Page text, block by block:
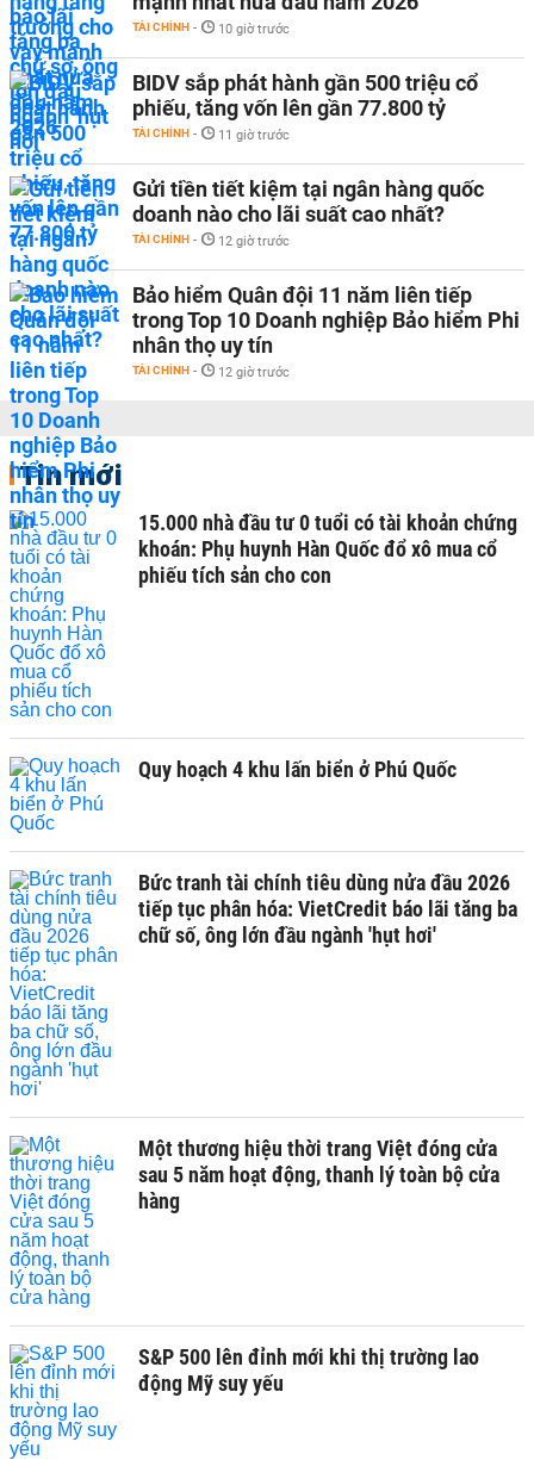
TÀI CHÍNH - 10 giờ trước
BIDV sắp phát hành gần 500 triệu cổ
phiếu, tăng vốn lên gần 77.800 tỷ
TÀI CHÍNH - 11 giờ trước
Gửi tiền tiết kiệm tại ngân hàng quốc
doanh nào cho lãi suất cao nhất?
TÀI CHÍNH - 12 giờ trước
Bảo hiểm Quân đội 11 năm liên tiếp
trong Top 10 Doanh nghiệp Bảo hiểm Phi
nhân thọ uy tín
TÀI CHÍNH - 12 giờ trước
Tin mới
15.000 nhà đầu tư 0 tuổi có tài khoản chứng
khoán: Phụ huynh Hàn Quốc đổ xô mua cổ
phiếu tích sản cho con
Quy hoạch 4 khu lấn biển ở Phú Quốc
Bức tranh tài chính tiêu dùng nửa đầu 2026
tiếp tục phân hóa: VietCredit báo lãi tăng ba
chữ số, ông lớn đầu ngành 'hụt hơi'
Một thương hiệu thời trang Việt đóng cửa
sau 5 năm hoạt động, thanh lý toàn bộ cửa
hàng
S&P 500 lên đỉnh mới khi thị trường lao
động Mỹ suy yếu